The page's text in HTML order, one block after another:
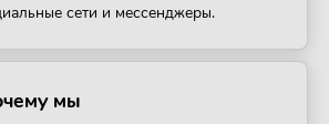
сети и мессенджеры.
мы